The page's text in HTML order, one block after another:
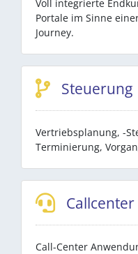
Voll integrierte
Portale im Sinne
Journey.
Steuerung
Vertriebsplanung, -
Terminierung,
Callcenter
Call-Center